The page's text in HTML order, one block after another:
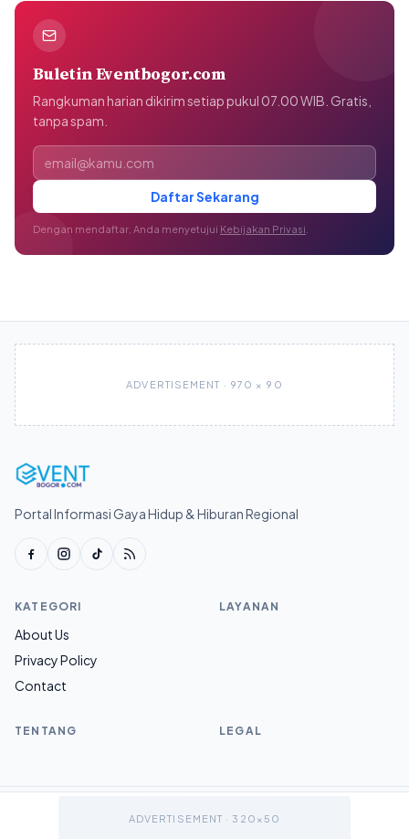
Buletin Eventbogor.com
Rangkuman harian dikirim setiap pukul 07.00 WIB. Gratis,
tanpa spam.
Alamat email
Daftar Sekarang
Dengan mendaftar, Anda menyetujui Kebijakan Privasi
ADVERTISEMENT · 970 × 90
Portal Informasi Gaya Hidup & Hiburan Regional
KATEGORI
About Us
Privacy Policy
Contact
LAYANAN
TENTANG LEGAL
v1.0.0 Sitemap Ke atas
ADVERTISEMENT · 320×50